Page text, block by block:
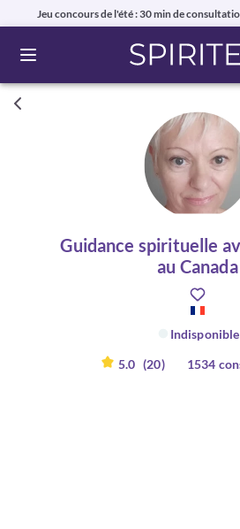
Jeu concours de l'été : 30 min de
Ouvrir le menu
Guidance spirituelle
au Canada
Indisponible
5.0 (20) 1534